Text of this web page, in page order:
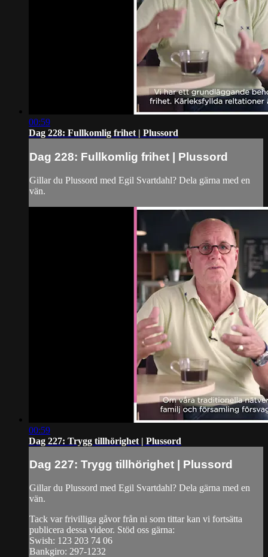
00:59
Dag 228: Fullkomlig frihet | Plussord
Dag 228: Fullkomlig frihet | Plussord
Gillar du Plussord med Egil Svartdahl? Dela gärna med en
vän.
00:59
Dag 227: Trygg tillhörighet | Plussord
Dag 227: Trygg tillhörighet | Plussord
Gillar du Plussord med Egil Svartdahl? Dela gärna med en
vän.
Tack var frivilliga gåvor från ni som tittar kan vi fortsätta
publicera dessa videor. Stöd oss gärna:
Swish: 123 203 74 06
Bankgiro: 297-1232